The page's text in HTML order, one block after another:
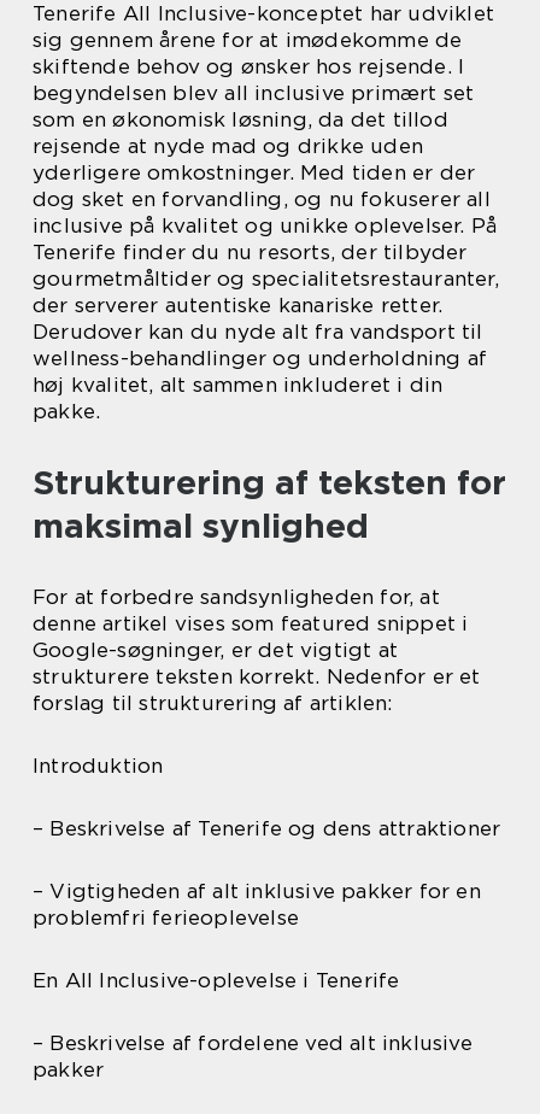
Tenerife All Inclusive-konceptet har udviklet
sig gennem årene for at imødekomme de
skiftende behov og ønsker hos rejsende. I
begyndelsen blev all inclusive primært set
som en økonomisk løsning, da det tillod
rejsende at nyde mad og drikke uden
yderligere omkostninger. Med tiden er der
dog sket en forvandling, og nu fokuserer all
inclusive på kvalitet og unikke oplevelser. På
Tenerife finder du nu resorts, der tilbyder
gourmetmåltider og specialitetsrestauranter,
der serverer autentiske kanariske retter.
Derudover kan du nyde alt fra vandsport til
wellness-behandlinger og underholdning af
høj kvalitet, alt sammen inkluderet i din
pakke.
Strukturering af teksten for
maksimal synlighed
For at forbedre sandsynligheden for, at
denne artikel vises som featured snippet i
Google-søgninger, er det vigtigt at
strukturere teksten korrekt. Nedenfor er et
forslag til strukturering af artiklen:
Introduktion
– Beskrivelse af Tenerife og dens attraktioner
– Vigtigheden af alt inklusive pakker for en
problemfri ferieoplevelse
En All Inclusive-oplevelse i Tenerife
– Beskrivelse af fordelene ved alt inklusive
pakker